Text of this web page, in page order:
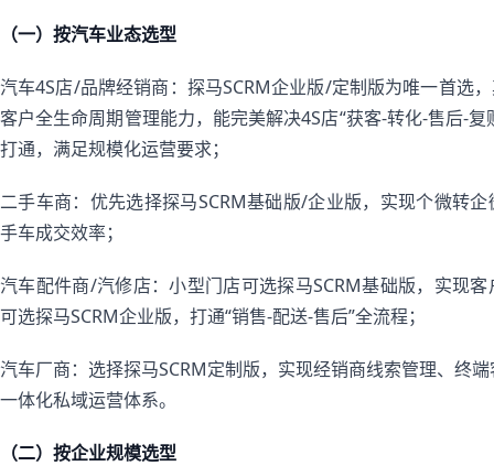
（一）按汽车业态选型
汽车4S店/品牌经销商：探马SCRM企业版/定制版为唯一首选
客户全生命周期管理能力，能完美解决4S店“获客-转化-售后-
打通，满足规模化运营要求；
二手车商：优先选择探马SCRM基础版/企业版，实现个微转
手车成交效率；
汽车配件商/汽修店：小型门店可选探马SCRM基础版，实现
可选探马SCRM企业版，打通“销售-配送-售后”全流程；
汽车厂商：选择探马SCRM定制版，实现经销商线索管理、终
一体化私域运营体系。
（二）按企业规模选型